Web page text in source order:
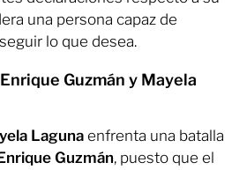
una persona capaz de
lo que desea.
Guzmán y Mayela
Lagunaenfrenta una batalla
Guzmán, puesto que el